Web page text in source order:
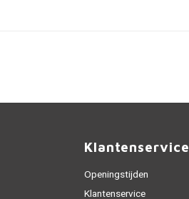
Klantenservice
Openingstijden
Klantenservice